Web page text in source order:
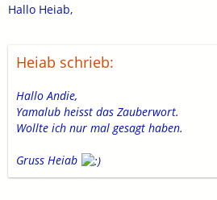
Hallo Heiab,
Heiab schrieb:
Hallo Andie,
Yamalub heisst das Zauberwort.
Wollte ich nur mal gesagt haben.
Gruss Heiab